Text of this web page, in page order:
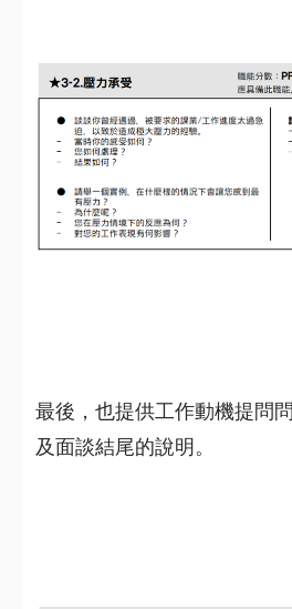
最後，也提供工作動機提問
及面談結尾的說明。